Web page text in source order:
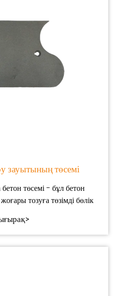
зауытының төсемі
бетон төсемі - бұл бетон
тозуға төзімді бөлік